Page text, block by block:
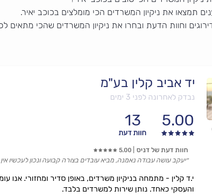
תמצאו את ניקיון המשרדים הכי מומלצים בכוכב יאיר.
וחוות הדעת ובחרו את ניקיון המשרדים שהכי מתאים
יד אביב קלין בע"מ
נבדק לאחרונה לפני 3 ימים
5.00
13
חוות דעת
י.ד קלין - מתמחה בניקיון משרדים, באופן סדיר ומחזורי. אנו
והעסקי כאחד. נותן שירות למשרדים בלבד.
חוות דעת של דניס 5.00
״יעקב עושה עבודה נאמנה, מביא עובדים בצורה קבועה ונכון לעכשיו אין